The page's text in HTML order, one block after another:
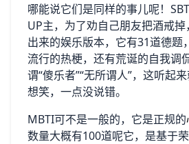
哪能说它们是同样的事儿呢！
UP主，为了劝自己朋友把酒戒
出来的娱乐版本，它有31道德题
流行的热梗，还有荒诞的自我调
谓“傻乐者”“无所谓人”，这听起
想笑，一点没说错。
MBTI可不是一般的，它是正规的
数量大概有100道呢它，是基于